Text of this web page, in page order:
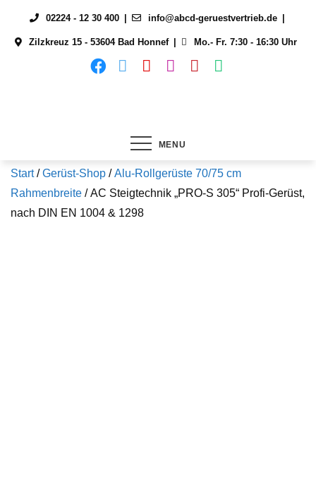
content
02224 - 12 30 400 info@abcd-geruestvertrieb.de
Zilzkreuz 15 - 53604 Bad Honnef Mo.- Fr. 7:30 - 16:30 Uhr
MENU
Start/Gerüst-Shop /Alu-Rollgerüste 70/75 cm
Rahmenbreite / AC Steigtechnik „PRO-S 305“ Profi-Gerüst,
nach DIN EN 1004 & 1298